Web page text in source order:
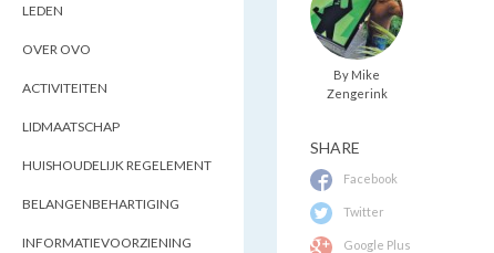
LEDEN
OVER OVO
ACTIVITEITEN
LIDMAATSCHAP
HUISHOUDELIJK REGELEMENT
BELANGENBEHARTIGING
INFORMATIEVOORZIENING
By Mike
Zengerink
SHARE
Facebook
Twitter
Google Plus